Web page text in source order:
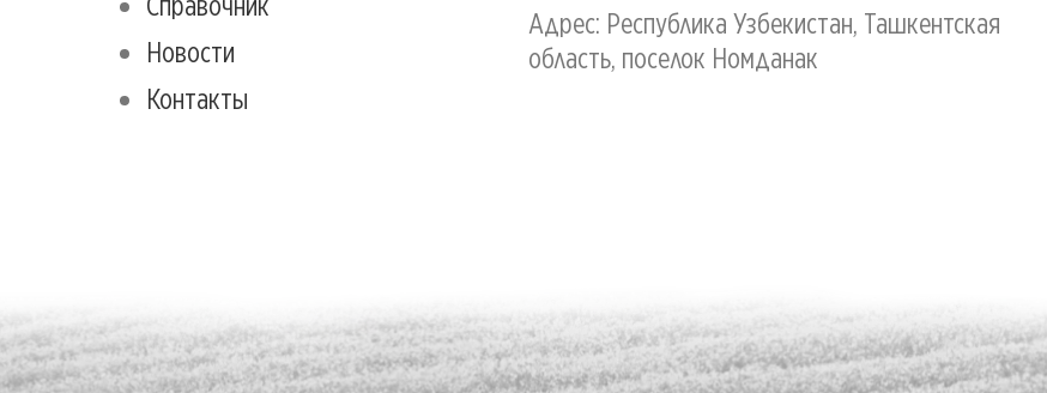
Новости
Контакты
Адрес: Республика Узбекистан, Ташкентская
область, поселок Номданак